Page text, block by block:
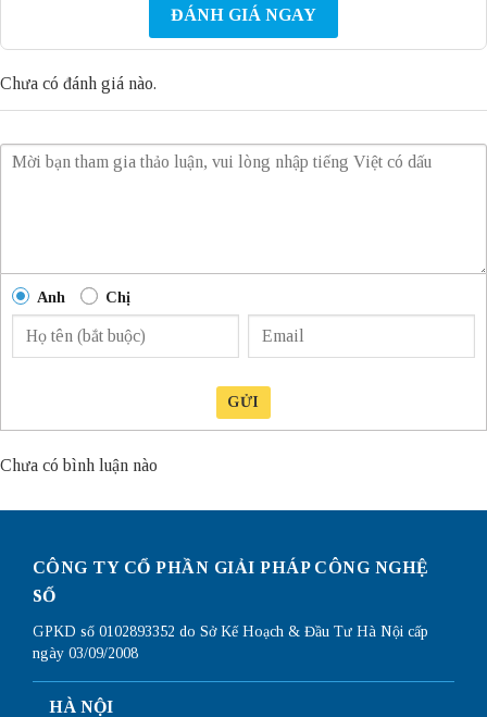
ĐÁNH GIÁ NGAY
Chưa có đánh giá nào.
Anh Chị
GỬI
Chưa có bình luận nào
CÔNG TY CỔ PHẦN GIẢI PHÁP CÔNG NGHỆ
SỐ
GPKD số 0102893352 do Sở Kế Hoạch & Đầu Tư Hà Nội cấp
ngày 03/09/2008
HÀ NỘI